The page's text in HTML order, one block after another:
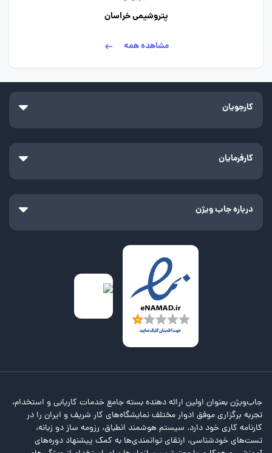
پتروشیمی خراسان
مشاهده همه
کارجویان
کارفرمایان
درباره جاب ویژن
جاب‌ویژن بعنوان اولین ارائه دهنده بسته جامع خدمات کاریابی و استخدام،
تجربه برگزاری موفق ادوار مختلف نمایشگاه‌های کار شریف و ایران را در
کارنامه کاری خود دارد. سیستم هوشمند انطباق، رزومه ساز دو زبانه،
تست‌های خودشناسی، ارتقای توانمندی‌ها به کمک پیشنهاد دوره‌های